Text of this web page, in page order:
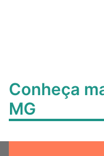
Conheça
MG